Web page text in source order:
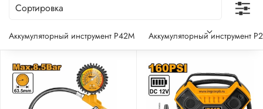
Аккумуляторный инструмент P42M Аккумуляторный инструмент